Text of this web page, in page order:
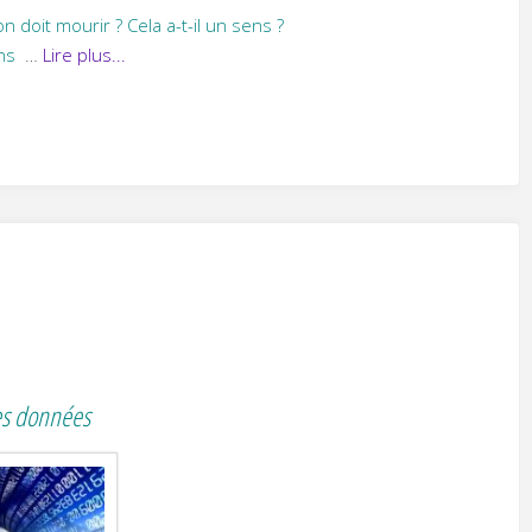
doit mourir ? Cela a-t-il un sens ?
Lire plus...
données